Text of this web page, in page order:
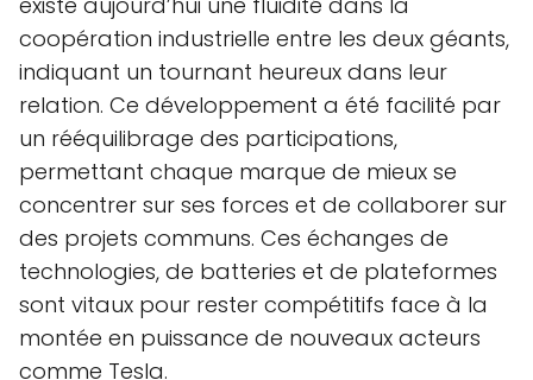
coopération industrielle entre les deux géants,
indiquant un tournant heureux dans leur
relation. Ce développement a été facilité par
un rééquilibrage des participations,
permettant chaque marque de mieux se
concentrer sur ses forces et de collaborer sur
des projets communs. Ces échanges de
technologies, de batteries et de plateformes
sont vitaux pour rester compétitifs face à la
montée en puissance de nouveaux acteurs
comme Tesla.